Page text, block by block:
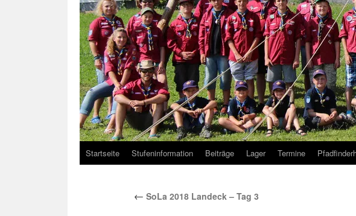
Startseite Stufeninformation Beiträge Lager Termine
← SoLa 2018 Landeck – Tag 3